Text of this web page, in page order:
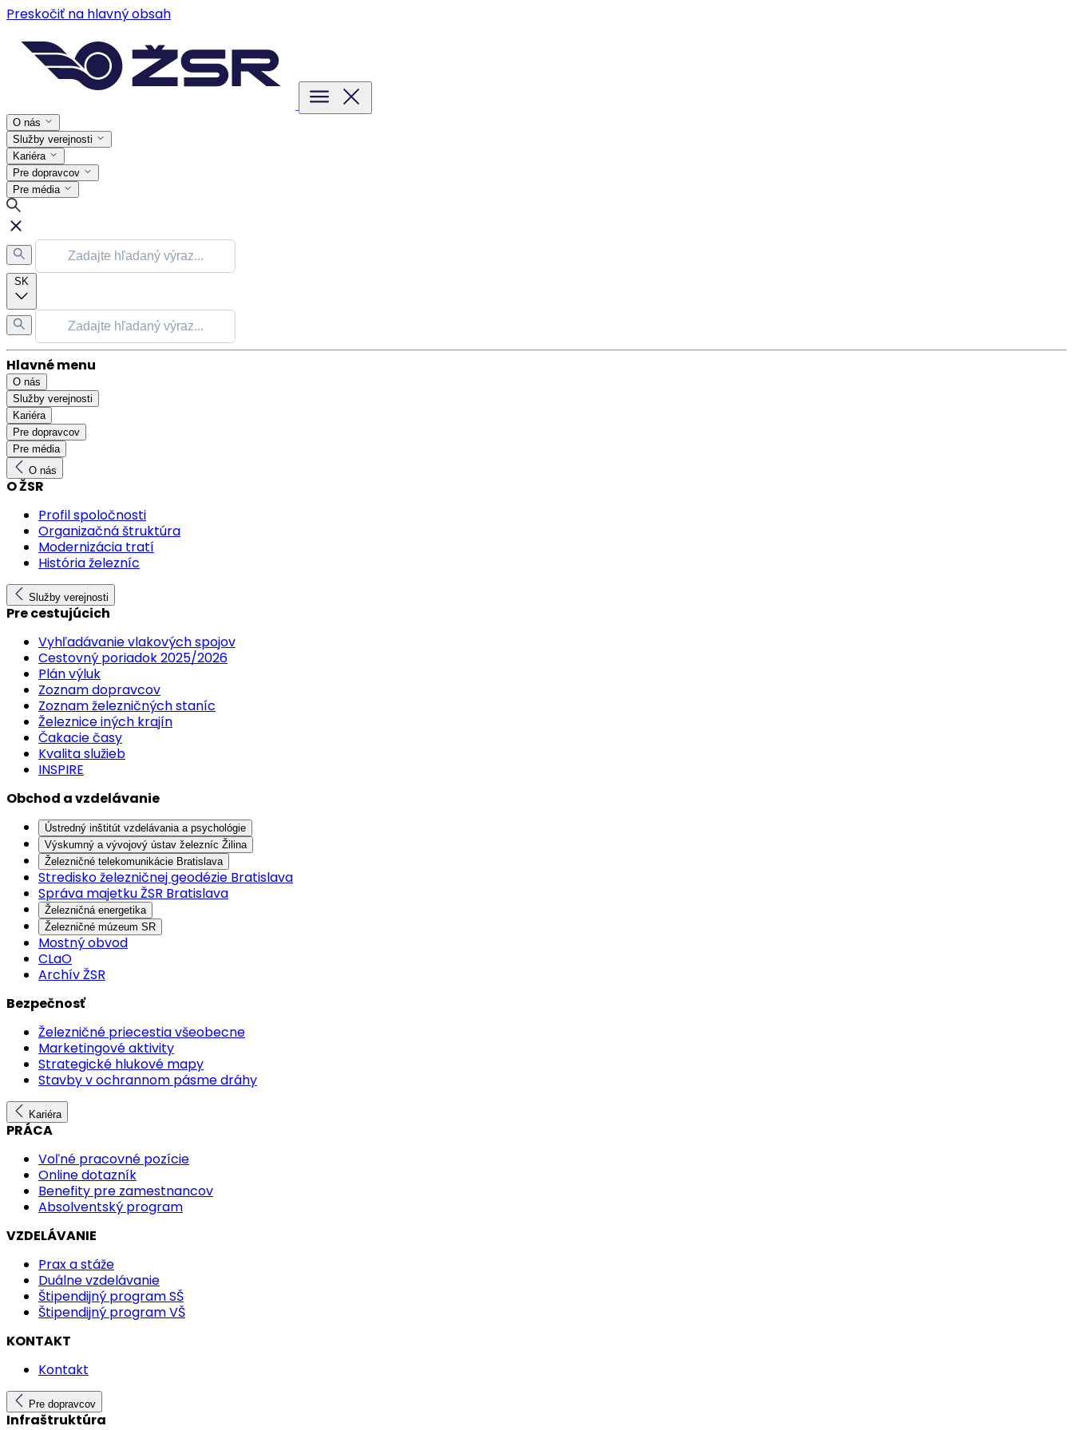
Preskočiť na hlavný obsah
O nás
Služby verejnosti
Kariéra
Pre dopravcov
Pre média
SK
Hlavné menu
O nás
Služby verejnosti
Kariéra
Pre dopravcov
Pre média
O nás
O ŽSR
Profil spoločnosti
Organizačná štruktúra
Modernizácia tratí
História železníc
Služby verejnosti
Pre cestujúcich
Vyhľadávanie vlakových spojov
Cestovný poriadok 2025/2026
Plán výluk
Zoznam dopravcov
Zoznam železničných staníc
Železnice iných krajín
Čakacie časy
Kvalita služieb
INSPIRE
Obchod a vzdelávanie
Ústredný inštitút vzdelávania a psychológie
Výskumný a vývojový ústav železníc Žilina
Železničné telekomunikácie Bratislava
Stredisko železničnej geodézie Bratislava
Správa majetku ŽSR Bratislava
Železničná energetika
Železničné múzeum SR
Mostný obvod
CLaO
Archív ŽSR
Bezpečnosť
Železničné priecestia všeobecne
Marketingové aktivity
Strategické hlukové mapy
Stavby v ochrannom pásme dráhy
Kariéra
PRÁCA
Voľné pracovné pozície
Online dotazník
Benefity pre zamestnancov
Absolventský program
VZDELÁVANIE
Prax a stáže
Duálne vzdelávanie
Štipendijný program SŠ
Štipendijný program VŠ
KONTAKT
Kontakt
Pre dopravcov
Infraštruktúra